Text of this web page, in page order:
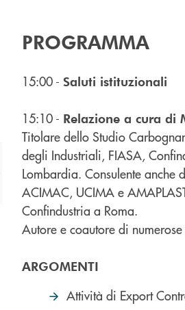
PROGRAMMA
15:00 - Saluti istituzionali
15:10 - Relazione a cura di
Titolare dello Studio
degli Industriali, FIASA,
Lombardia. Consulente
ACIMAC, UCIMA e
Confindustria a Roma.
Autore e coautore di
ARGOMENTI
Attività di Export